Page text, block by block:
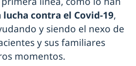
lucha contra el Covid-19,
y siendo el nexo de
y sus familiares
momentos.